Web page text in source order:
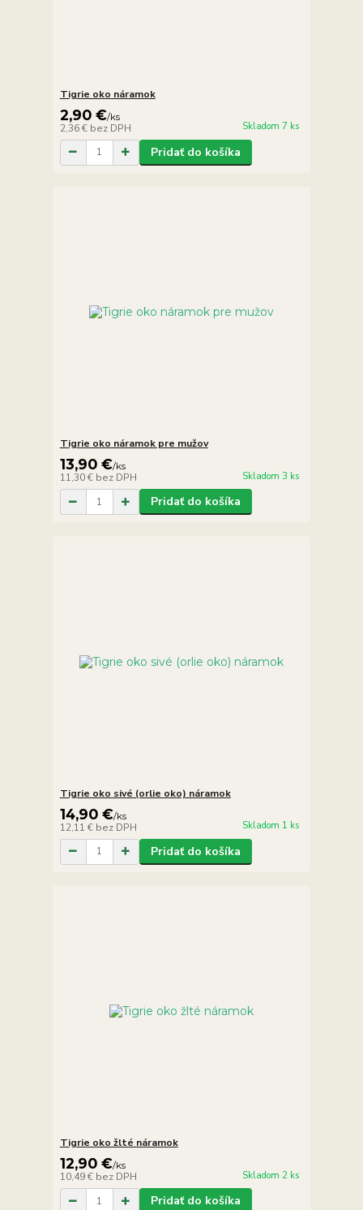
Tigrie oko náramok
2,90 €/ks
2,36 € bez DPH Skladom 7 ks
Pridať do košíka
Tigrie oko náramok pre mužov
13,90 €/ks
11,30 € bez DPH Skladom 3 ks
Pridať do košíka
Tigrie oko sivé (orlie oko) náramok
14,90 €/ks
12,11 € bez DPH Skladom 1 ks
Pridať do košíka
Tigrie oko žlté náramok
12,90 €/ks
10,49 € bez DPH Skladom 2 ks
Pridať do košíka